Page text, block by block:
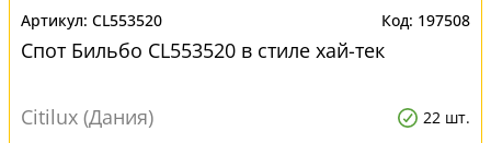
CL553520 197508
Спот Бильбо CL553520 в стиле хай-тек
Citilux (Дания) 22 шт.